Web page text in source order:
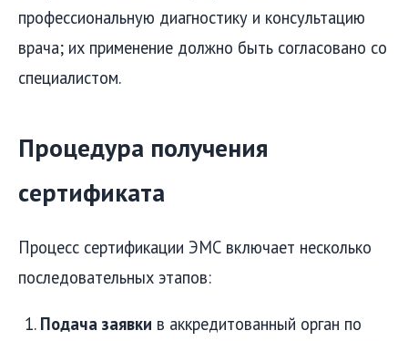
профессиональную диагностику и консультацию
врача; их применение должно быть согласовано со
специалистом.
Процедура получения
сертификата
Процесс сертификации ЭМС включает несколько
последовательных этапов:
Подача заявки в аккредитованный орган по